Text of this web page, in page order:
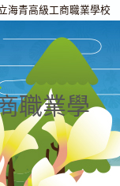
海青高級工商職業學校
職業學